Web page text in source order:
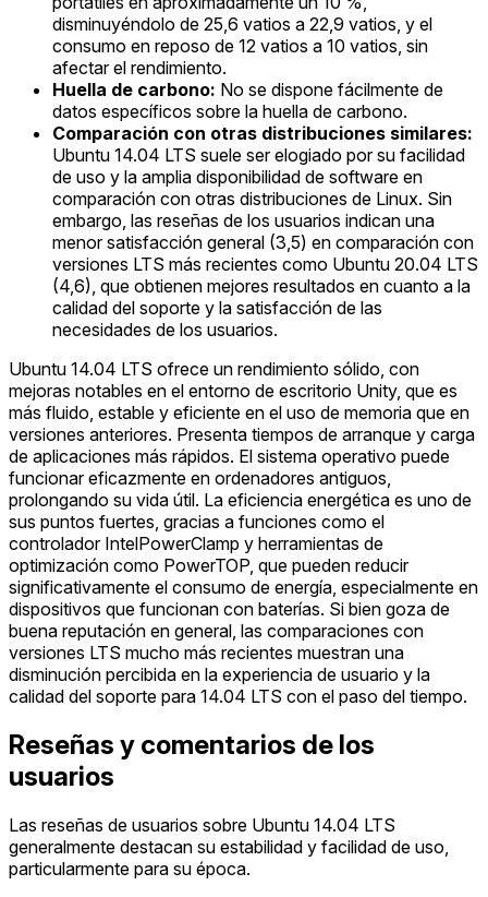
disminuyéndolo de 25,6 vatios a 22,9 vatios, y el
consumo en reposo de 12 vatios a 10 vatios, sin
afectar el rendimiento.
Huella de carbono: No se dispone fácilmente de
datos específicos sobre la huella de carbono.
Comparación con otras distribuciones similares:
Ubuntu 14.04 LTS suele ser elogiado por su facilidad
de uso y la amplia disponibilidad de software en
comparación con otras distribuciones de Linux. Sin
embargo, las reseñas de los usuarios indican una
menor satisfacción general (3,5) en comparación con
versiones LTS más recientes como Ubuntu 20.04 LTS
(4,6), que obtienen mejores resultados en cuanto a la
calidad del soporte y la satisfacción de las
necesidades de los usuarios.
Ubuntu 14.04 LTS ofrece un rendimiento sólido, con
mejoras notables en el entorno de escritorio Unity, que es
más fluido, estable y eficiente en el uso de memoria que en
versiones anteriores. Presenta tiempos de arranque y carga
de aplicaciones más rápidos. El sistema operativo puede
funcionar eficazmente en ordenadores antiguos,
prolongando su vida útil. La eficiencia energética es uno de
sus puntos fuertes, gracias a funciones como el
controlador IntelPowerClamp y herramientas de
optimización como PowerTOP, que pueden reducir
significativamente el consumo de energía, especialmente en
dispositivos que funcionan con baterías. Si bien goza de
buena reputación en general, las comparaciones con
versiones LTS mucho más recientes muestran una
disminución percibida en la experiencia de usuario y la
calidad del soporte para 14.04 LTS con el paso del tiempo.
Reseñas y comentarios de los
usuarios
Las reseñas de usuarios sobre Ubuntu 14.04 LTS
generalmente destacan su estabilidad y facilidad de uso,
particularmente para su época.